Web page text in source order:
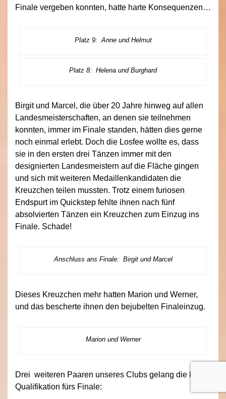
Finale vergeben konnten, hatte harte Konsequenzen…
Platz 9: Anne und Helmut
Platz 8: Helena und Burghard
Birgit und Marcel, die über 20 Jahre hinweg auf allen
Landesmeisterschaften, an denen sie teilnehmen
konnten, immer im Finale standen, hätten dies gerne
noch einmal erlebt. Doch die Losfee wollte es, dass
sie in den ersten drei Tänzen immer mit den
designierten Landesmeistern auf die Fläche gingen
und sich mit weiteren Medaillenkandidaten die
Kreuzchen teilen mussten. Trotz einem furiosen
Endspurt im Quickstep fehlte ihnen nach fünf
absolvierten Tänzen ein Kreuzchen zum Einzug ins
Finale. Schade!
Anschluss ans Finale: Birgit und Marcel
Dieses Kreuzchen mehr hatten Marion und Werner,
und das bescherte ihnen den bejubelten Finaleinzug.
Marion und Werner
Drei weiteren Paaren unseres Clubs gelang die klare
Qualifikation fürs Finale: